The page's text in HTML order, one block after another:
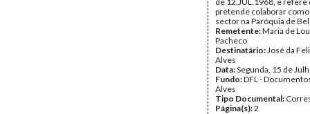
pretende colaborar
sector na Paróquia de
Remetente:Maria de
Pacheco
Destinatário:José da
Alves
Data:Segunda, 15 de
Fundo:DFL -
Alves
Tipo Documental:
Página(s):2